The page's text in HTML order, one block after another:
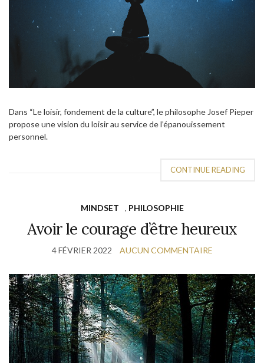
Dans “Le loisir, fondement de la culture”, le philosophe Josef Pieper
propose une vision du loisir au service de l’épanouissement
personnel.
CONTINUE READING
MINDSET , PHILOSOPHIE
Avoir le courage d’être heureux
4 FÉVRIER 2022 AUCUN COMMENTAIRE